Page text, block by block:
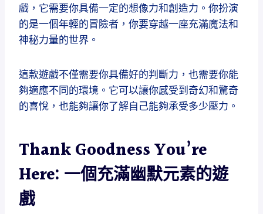
戲，它需要你具備一定的想像力和創造力。你扮演
的是一個年輕的冒險者，你要穿越一座充滿魔法和
神秘力量的世界。
這款遊戲不僅需要你具備好的判斷力，也需要你能
夠適應不同的環境。它可以讓你感受到奇幻和驚奇
的喜悅，也能夠讓你了解自己能夠承受多少壓力。
Thank Goodness You’re
Here: 一個充滿幽默元素的遊
戲